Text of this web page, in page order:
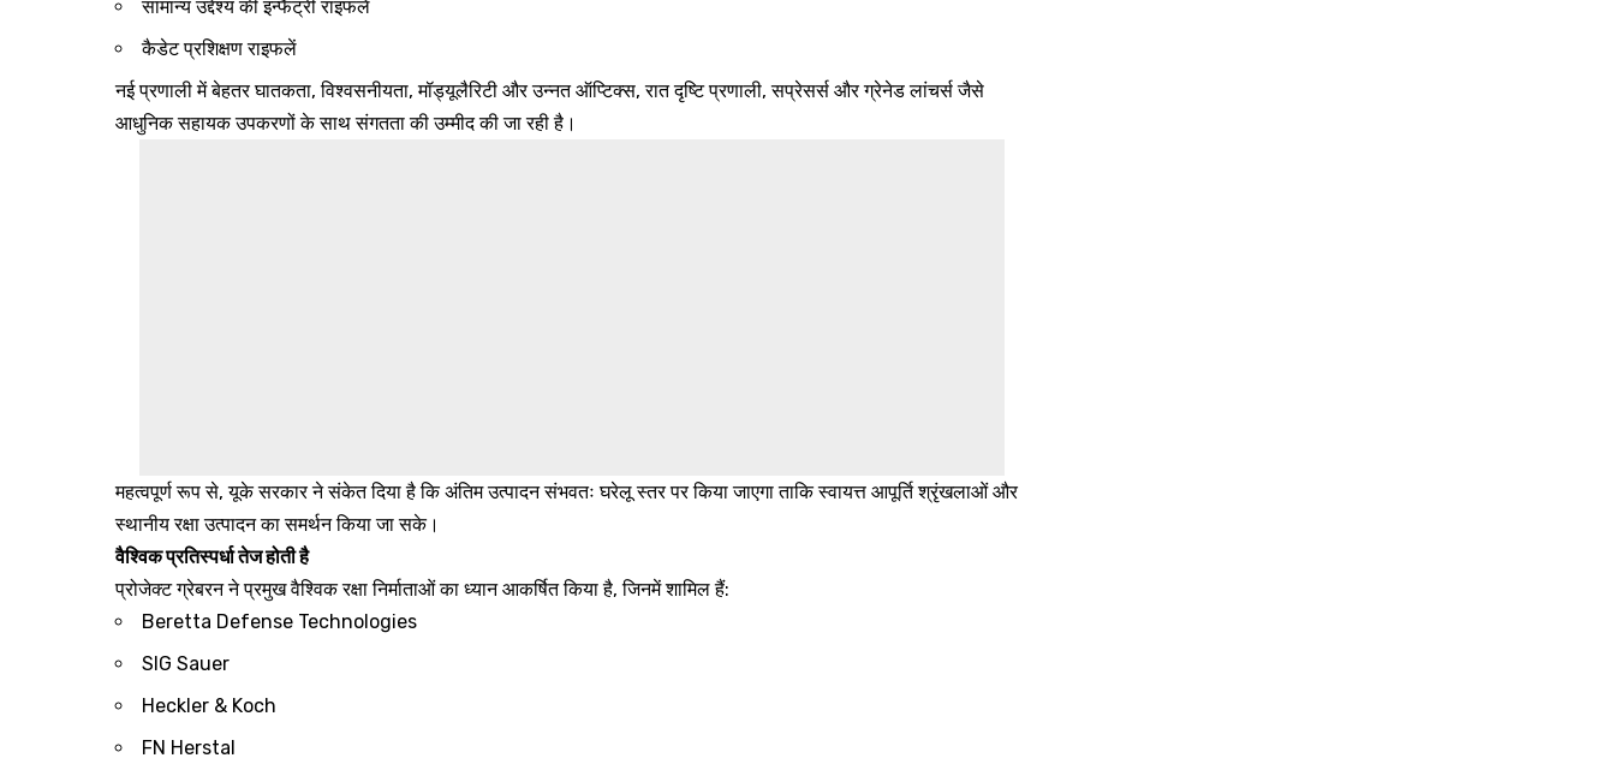
सामान्य उद्देश्य की इन्फैंट्री राइफलें
कैडेट प्रशिक्षण राइफलें
नई प्रणाली में बेहतर घातकता, विश्वसनीयता, मॉड्यूलैरिटी और उन्नत ऑप्टिक्स, रात दृष्टि प्रणाली, सप्रेसर्स और ग्रेनेड लांचर्स जैसे
आधुनिक सहायक उपकरणों के साथ संगतता की उम्मीद की जा रही है।
महत्वपूर्ण रूप से, यूके सरकार ने संकेत दिया है कि अंतिम उत्पादन संभवतः घरेलू स्तर पर किया जाएगा ताकि स्वायत्त आपूर्ति श्रृंखलाओं और
स्थानीय रक्षा उत्पादन का समर्थन किया जा सके।
वैश्विक प्रतिस्पर्धा तेज होती है
प्रोजेक्ट ग्रेबरन ने प्रमुख वैश्विक रक्षा निर्माताओं का ध्यान आकर्षित किया है, जिनमें शामिल हैं:
Beretta Defense Technologies
SIG Sauer
Heckler & Koch
FN Herstal